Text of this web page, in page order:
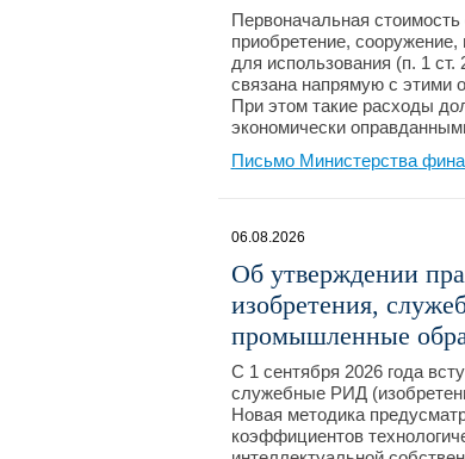
Первоначальная
приобретение, сооружение,
для использования (п. 1
связана напрямую с этими
При этом такие расходы
экономически
Письмо Министерства
06.08.2026
Об утверждении
изобретения,
промышленные
С 1 сентября 2026 года
служебные РИД
Новая методика
коэффициентов